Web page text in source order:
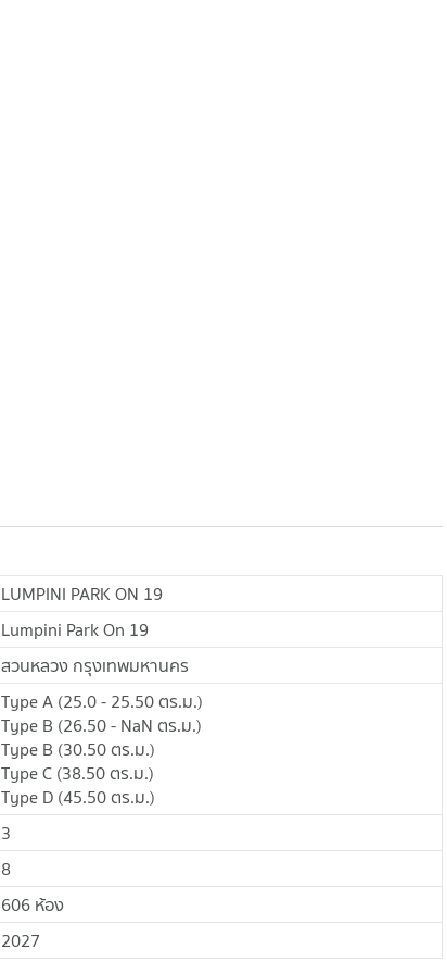
LUMPINI PARK ON 19
Lumpini Park On 19
สวนหลวง กรุงเทพมหานคร
Type A(25.0 - 25.50ตร.ม.)
Type B (26.50 - NaNตร.ม.)
Type B (30.50ตร.ม.)
Type C(38.50ตร.ม.)
Type D(45.50ตร.ม.)
3
8
606 ห้อง
2027